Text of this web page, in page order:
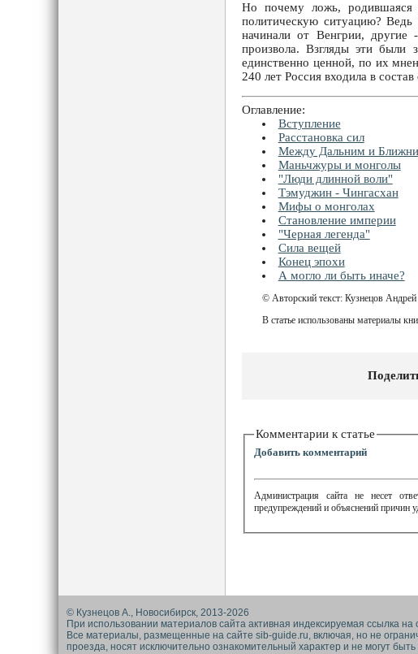
Но почему ложь, родившаяся
политическую ситуацию? Ведь
начинали от Венгрии, другие
произвола. Взгляды эти были
единственно ценной, по их
240 лет Россия входила в
Оглавление:
Вступление
Расстановка сил
Между Дальним и
Маньчжуры и монголы
"Люди длинной воли"
Тэмуджин - Чингасхан
Мифы о монголах
Становление империи
"Черная легенда"
Сила вещей
Конец эпохи
А могло ли быть иначе?
© Авторский текст: Кузнецов
В статье использованы материалы
Комментарии к статье
Добавить комментарий
Администрация сайта не несет
предупреждений и объяснений причин
© Кузнецов А., Новосибирск, 2013-2026
При использовании материалов сайта активная индексируемая ссылка на
Все материалы, размещенные на сайте sib-guide.ru, включая, но не
проезда, носят исключительно ознакомительный характер и не могут